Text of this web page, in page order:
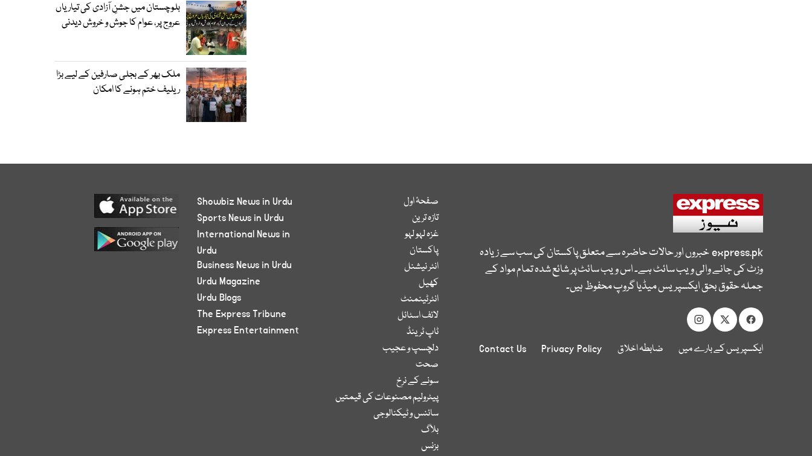
بلوچستان میں جشنِ آزادی کی تیاریاں
عروج پر، عوام کا جوش و خروش دیدنی
ملک بھر کے بجلی صارفین کے لیے بڑا
ریلیف ختم ہونے کا امکان
express.pkخبروں اور حالات حاضرہ سے متعلق پاکستان کی سب سے زیادہ
وزٹ کی جانے والی ویب سائٹ ہے۔ اس ویب سائٹ پر شائع شدہ تمام مواد کے
جملہ حقوق بحق ایکسپریس میڈیا گروپ محفوظ ہیں۔
ایکسپریس کے بارے میں ضابطہ اخلاق Privacy Policy
Contact Us
صفحۂ اول
تازہ ترین
غزہ لہو لہو
پاکستان
انٹر نیشنل
کھیل
انٹرٹینمنٹ
لائف اسٹائل
ٹاپ ٹرینڈ
دلچسپ و عجیب
صحت
سونے کے نرخ
پیٹرولیم مصنوعات کی قیمتیں
سائنس و ٹیکنالوجی
بلاگ
بزنس
Showbiz News in Urdu
Sports News in Urdu
International News in
Urdu
Business News in Urdu
Urdu Magazine
Urdu Blogs
The Express Tribune
Express Entertainment